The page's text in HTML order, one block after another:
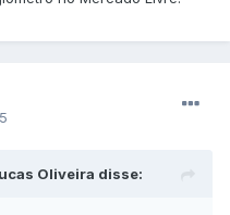
Oliveira disse: